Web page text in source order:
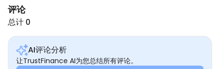
评论
总计 0
AI评论分析
让TrustFinance AI为您总结所有评论。